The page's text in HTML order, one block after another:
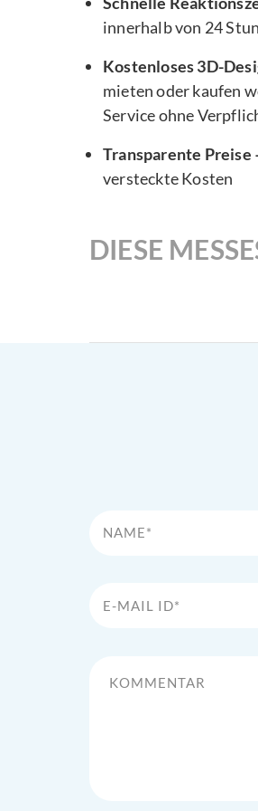
innerhalb von 24
Kostenloses 3D-
mieten oder kaufen
Service ohne
Transparente Preise
versteckte Kosten
DIESE